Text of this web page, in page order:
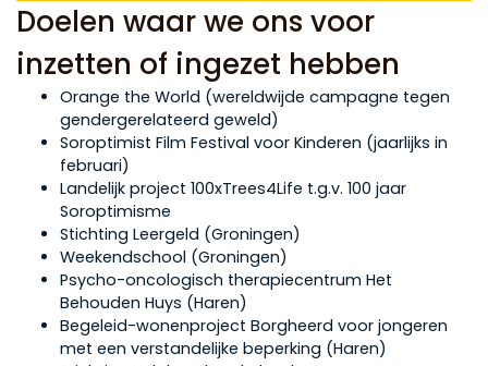
Doelen waar we ons voor
inzetten of ingezet hebben
Orange the World (wereldwijde campagne tegen
gendergerelateerd geweld)
Soroptimist Film Festival voor Kinderen (jaarlijks in
februari)
Landelijk project 100xTrees4Life t.g.v. 100 jaar
Soroptimisme
Stichting Leergeld (Groningen)
Weekendschool (Groningen)
Psycho-oncologisch therapiecentrum Het
Behouden Huys (Haren)
Begeleid-wonenproject Borgheerd voor jongeren
met een verstandelijke beperking (Haren)